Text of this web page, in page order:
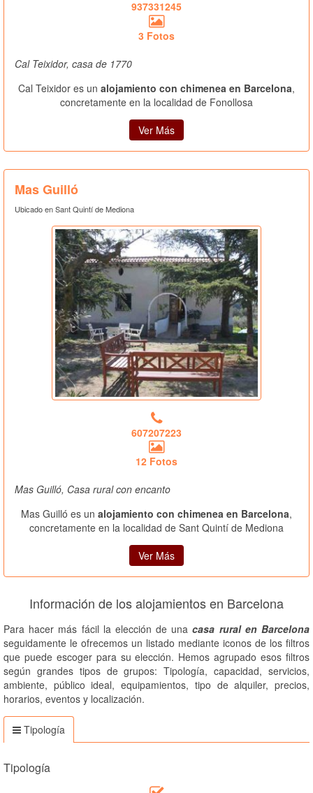
937331245
3 Fotos
Cal Teixidor, casa de 1770
Cal Teixidor es un alojamiento con chimenea en Barcelona,
concretamente en la localidad de Fonollosa
Ver Más
Mas Guilló
Ubicado en Sant Quintí de Mediona
607207223
12 Fotos
Mas Guilló, Casa rural con encanto
Mas Guilló es un alojamiento con chimenea en Barcelona,
concretamente en la localidad de Sant Quintí de Mediona
Ver Más
Información de los alojamientos en Barcelona
Para hacer más fácil la elección de unacasa rural en Barcelona
seguidamente le ofrecemos un listado mediante iconos de los filtros
que puede escoger para su elección. Hemos agrupado esos filtros
según grandes tipos de grupos: Tipología, capacidad, servicios,
ambiente, público ideal, equipamientos, tipo de alquiler, precios,
horarios, eventos y localización.
Tipología
Tipología